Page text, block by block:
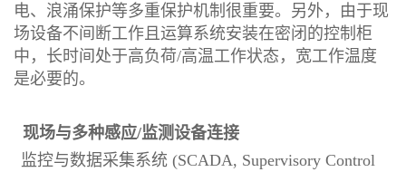
电、浪涌保护等多重保护机制很重要。另外，由于现
场设备不间断工作且运算系统安装在密闭的控制柜
中，长时间处于高负荷/高温工作状态，宽工作温度
是必要的。
现场与多种感应/监测设备连接
监控与数据采集系统 (SCADA, Supervisory Control